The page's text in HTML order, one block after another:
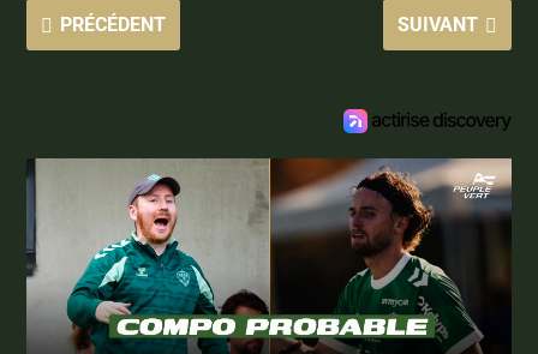
PRÉCÉDENT SUIVANT